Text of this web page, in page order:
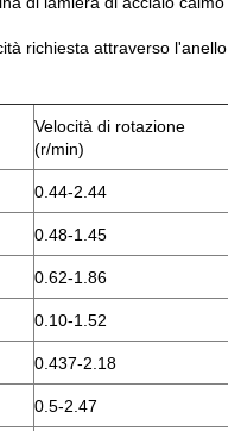
richiesta attraverso
Velocità di rotazione
(r/min)
0.44-2.44
0.48-1.45
0.62-1.86
0.10-1.52
0.437-2.18
0.5-2.47